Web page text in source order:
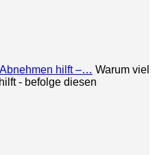
hilft –… Warum viel
- befolge diesen